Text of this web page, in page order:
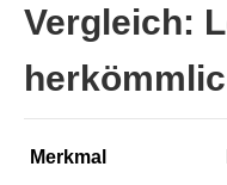
Vergleich:
Merkmal